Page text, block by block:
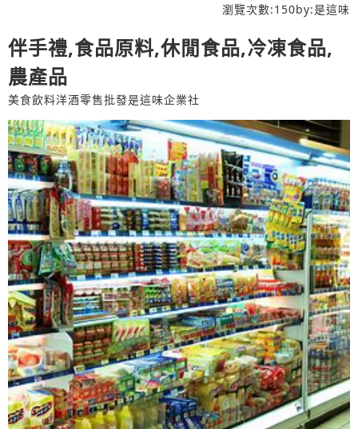
瀏覽次數:150by:是這味
伴手禮,食品原料,休閒食品,冷凍食品,
農產品
美食飲料洋酒零售批發是這味企業社